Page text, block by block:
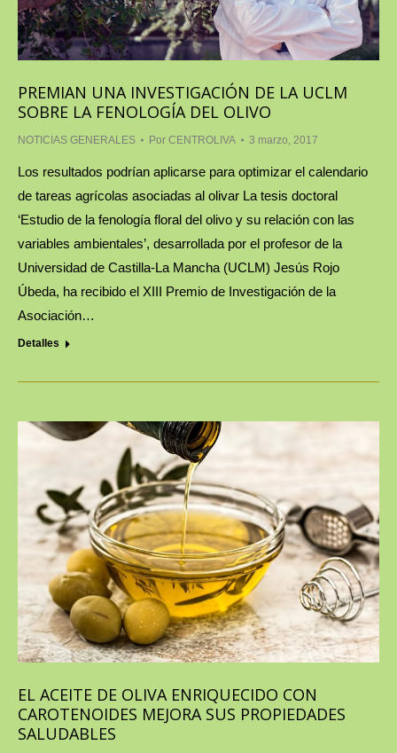
PREMIAN UNA INVESTIGACIÓN DE LA UCLM
SOBRE LA FENOLOGÍA DEL OLIVO
NOTICIAS GENERALES Por CENTROLIVA 3 marzo, 2017
Los resultados podrían aplicarse para optimizar el calendario
de tareas agrícolas asociadas al olivar La tesis doctoral
‘Estudio de la fenología floral del olivo y su relación con las
variables ambientales’, desarrollada por el profesor de la
Universidad de Castilla-La Mancha (UCLM) Jesús Rojo
Úbeda, ha recibido el XIII Premio de Investigación de la
Asociación…
Detalles
EL ACEITE DE OLIVA ENRIQUECIDO CON
CAROTENOIDES MEJORA SUS PROPIEDADES
SALUDABLES